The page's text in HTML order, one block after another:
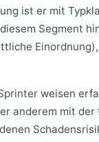
ist er mit
Segment
weisen
anderem mit